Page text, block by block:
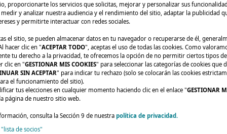
Notificación de retirada del producto GOIOT
DE
GOIOT
proporcionarte los servicios que solicitas, mejorar y personalizar sus
y analizar nuestra audiencia y el rendimiento del sitio, adaptar la publicidad
y permitirte interactuar con redes sociales.
el sitio, se pueden almacenar datos en tu navegador o recuperarse de él,
hacer clic en "ACEPTAR TODO", aceptas el uso de todas las cookies. Como
tu derecho a la privacidad, te ofrecemos la opción de no permitir ciertos tipos
clic en "GESTIONAR MIS COOKIES" para seleccionar las categorías de cookies que
SIN ACEPTAR" para indicar tu rechazo (solo se colocarán las cookies
el funcionamiento del sitio).
tus elecciones en cualquier momento haciendo clic en el enlace "GESTIONAR
página de nuestro sitio web.
consulta la Sección 9 de nuestra política de privacidad.
de socios"